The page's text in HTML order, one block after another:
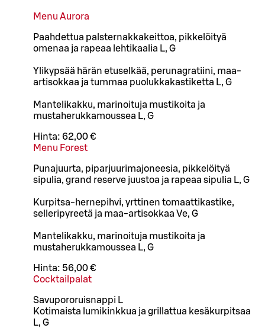
Menu Aurora
Paahdettua palsternakkakeittoa, pikkelöityä
omenaa ja rapeaa lehtikaalia L, G
Ylikypsää härän etuselkää, perunagratiini, maa-
artisokkaa ja tummaa puolukkakastiketta L, G
Mantelikakku, marinoituja mustikoita ja
mustaherukkamoussea L, G
Hinta: 62,00 €
Menu Forest
Punajuurta, piparjuurimajoneesia, pikkelöityä
sipulia, grand reserve juustoa ja rapeaa sipulia L, G
Kurpitsa-hernepihvi, yrttinen tomaattikastike,
selleripyreetä ja maa-artisokkaa Ve, G
Mantelikakku, marinoituja mustikoita ja
mustaherukkamoussea L, G
Hinta: 56,00 €
Cocktailpalat
Savupororuisnappi L
Kotimaista lumikinkkua ja grillattua kesäkurpitsaa
L, G